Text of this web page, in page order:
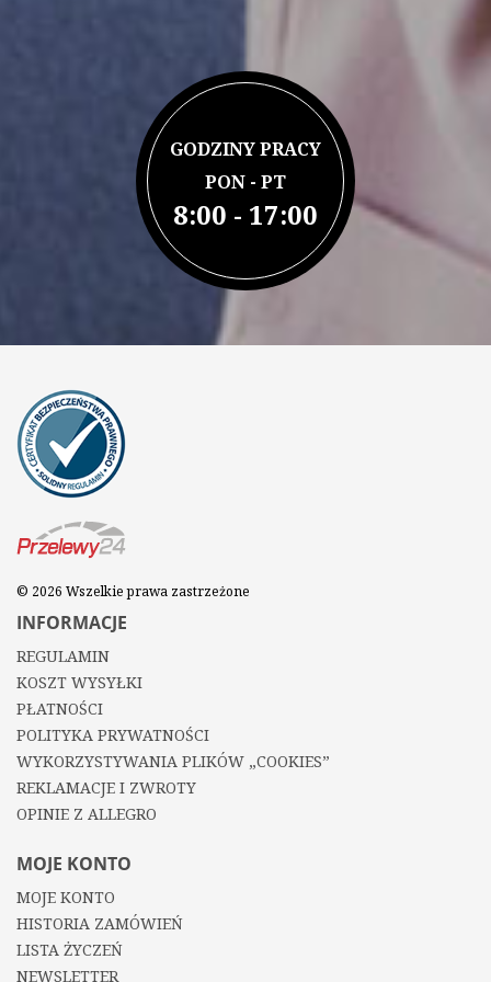
GODZINY PRACY
PON - PT
8:00 - 17:00
© 2026 Wszelkie prawa zastrzeżone
INFORMACJE
REGULAMIN
KOSZT WYSYŁKI
PŁATNOŚCI
POLITYKA PRYWATNOŚCI
WYKORZYSTYWANIA PLIKÓW „COOKIES”
REKLAMACJE I ZWROTY
OPINIE Z ALLEGRO
MOJE KONTO
MOJE KONTO
HISTORIA ZAMÓWIEŃ
LISTA ŻYCZEŃ
NEWSLETTER